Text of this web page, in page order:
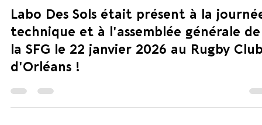
Labo Des Sols était présent à la
technique et à l'assemblée générale de
la SFG le 22 janvier 2026 au Rugby